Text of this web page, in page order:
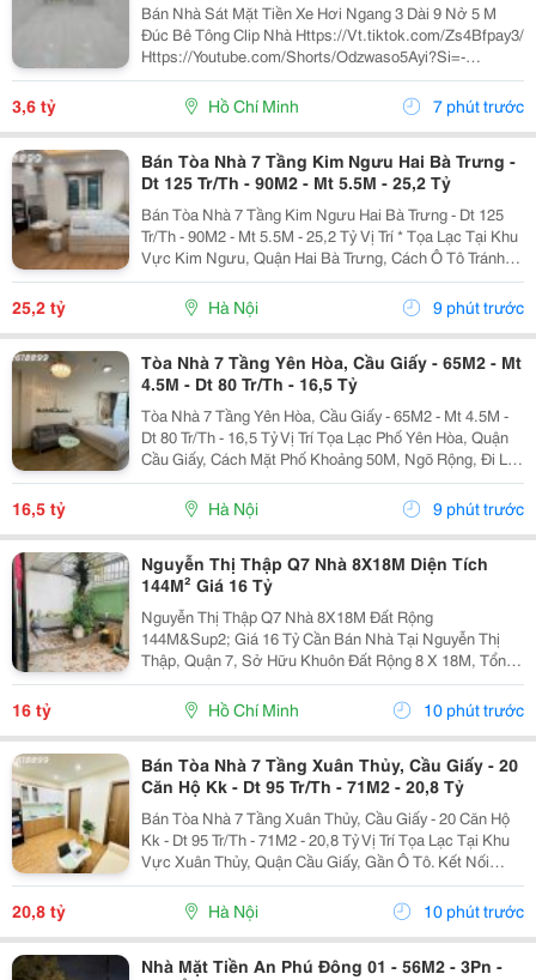
Bán Nhà Sát Mặt Tiền Xe Hơi Ngang 3 Dài 9 Nở 5 M
Đúc Bê Tông Clip Nhà Https://Vt.tiktok.com/Zs4Bfpay3/
Https://Youtube.com/Shorts/Odzwaso5Ayi?Si=-
Jrjcci2Um_W6B4U Quận 4 - Cách Mặt Tiền Đoàn Văn
Bơ 30M - 27.8M2 - 2 Tầng &Ndash; Giá 3 Tỷ...
3,6 tỷ Hồ Chí Minh 7 phút trước
Bán Tòa Nhà 7 Tầng Kim Ngưu Hai Bà Trưng -
Dt 125 Tr/Th - 90M2 - Mt 5.5M - 25,2 Tỷ
Bán Tòa Nhà 7 Tầng Kim Ngưu Hai Bà Trưng - Dt 125
Tr/Th - 90M2 - Mt 5.5M - 25,2 Tỷ Vị Trí * Tọa Lạc Tại Khu
Vực Kim Ngưu, Quận Hai Bà Trưng, Cách Ô Tô Tránh
Chỉ Khoảng 20M. * Kết Nối Thuận Tiện Kim Ngưu, Minh
Khai, Tam Trinh Và Khu Đô Thị...
25,2 tỷ Hà Nội 9 phút trước
Tòa Nhà 7 Tầng Yên Hòa, Cầu Giấy - 65M2 - Mt
4.5M - Dt 80 Tr/Th - 16,5 Tỷ
Tòa Nhà 7 Tầng Yên Hòa, Cầu Giấy - 65M2 - Mt 4.5M -
Dt 80 Tr/Th - 16,5 Tỷ Vị Trí Tọa Lạc Phố Yên Hòa, Quận
Cầu Giấy, Cách Mặt Phố Khoảng 50M, Ngõ Rộng, Đi Lại
Thuận Tiện. Kết Nối Nhanh Các Tuyến Yên Hòa, Trung
Kính Và Khu Vực Trung Tâm Cầu...
16,5 tỷ Hà Nội 9 phút trước
Nguyễn Thị Thập Q7 Nhà 8X18M Diện Tích
144M² Giá 16 Tỷ
Nguyễn Thị Thập Q7 Nhà 8X18M Đất Rộng
144M&Sup2; Giá 16 Tỷ Cần Bán Nhà Tại Nguyễn Thị
Thập, Quận 7, Sở Hữu Khuôn Đất Rộng 8 X 18M, Tổng
Diện Tích 144M&Sup2;. Lợi Thế Nổi Bật Là Ngang 8M,
Phù Hợp Với Khách Hàng Đang Tìm Kiếm Tài Sản Có
Mặt Tiền Rộng...
16 tỷ Hồ Chí Minh 10 phút trước
Bán Tòa Nhà 7 Tầng Xuân Thủy, Cầu Giấy - 20
Căn Hộ Kk - Dt 95 Tr/Th - 71M2 - 20,8 Tỷ
Bán Tòa Nhà 7 Tầng Xuân Thủy, Cầu Giấy - 20 Căn Hộ
Kk - Dt 95 Tr/Th - 71M2 - 20,8 Tỷ Vị Trí Tọa Lạc Tại Khu
Vực Xuân Thủy, Quận Cầu Giấy, Gần Ô Tô. Kết Nối
Thuận Tiện Xuân Thủy, Phạm Hùng, Hồ Tùng Mậu Và
Phạm Văn Đồng. Gần Đại Học Quốc...
20,8 tỷ Hà Nội 10 phút trước
Nhà Mặt Tiền An Phú Đông 01 - 56M2 - 3Pn -